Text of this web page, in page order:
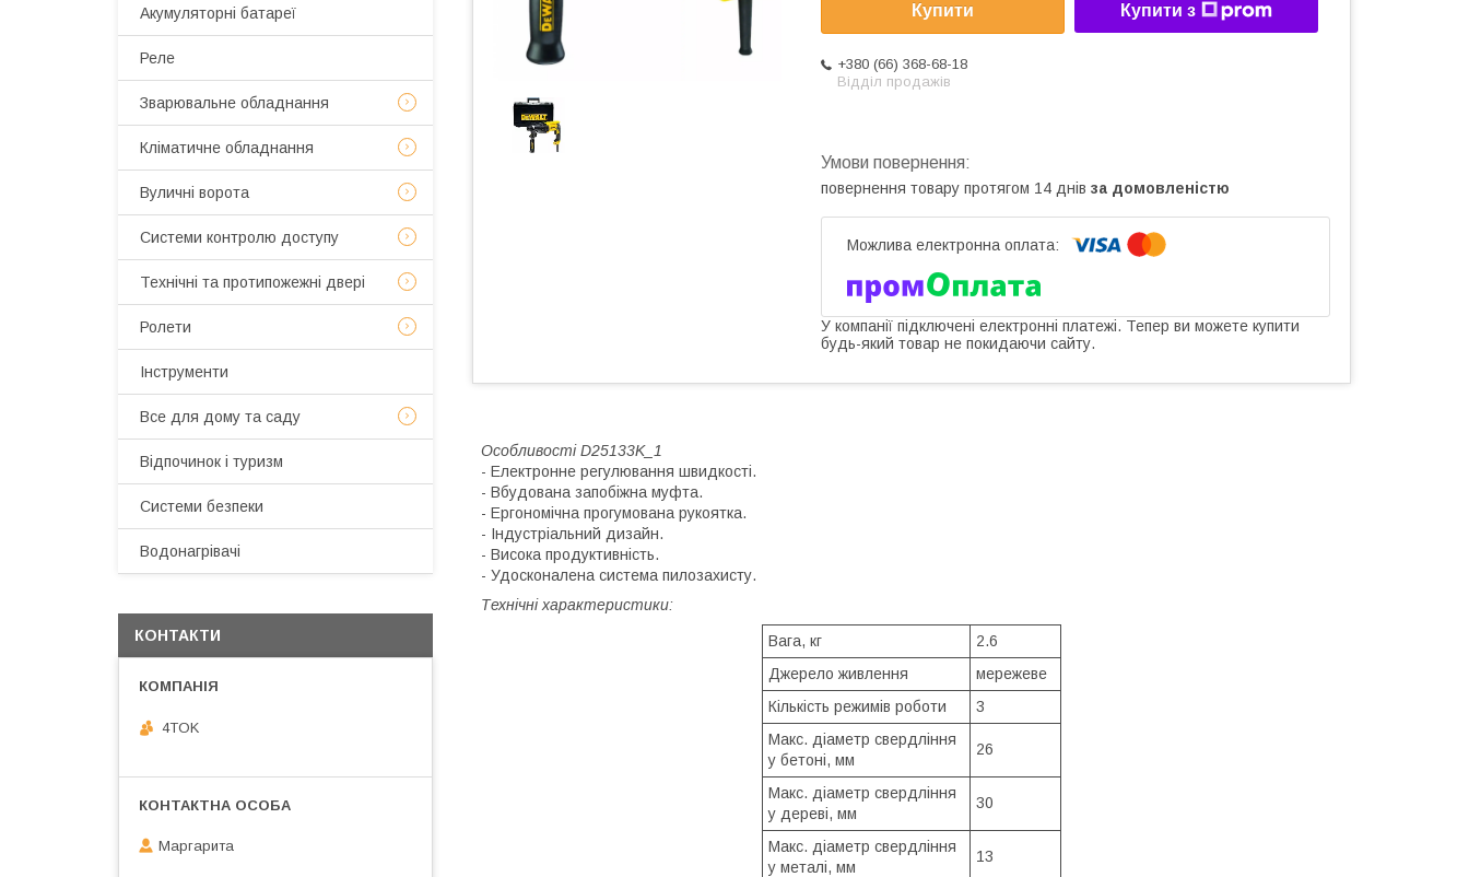
Купити Купити з
+380 (66) 368-68-18
Відділ продажів
повернення товару протягом 14 днів за домовленістю
У компанії підключені електронні платежі. Тепер ви можете купити
будь-який товар не покидаючи сайту.
Особливості D25133K_1
- Електронне регулювання швидкості.
- Вбудована запобіжна муфта.
- Ергономічна прогумована рукоятка.
- Індустріальний дизайн.
- Висока продуктивність.
- Удосконалена система пилозахисту.
Технічні характеристики:
Вага, кг
2.6
Джерело живлення
мережеве
Кількість режимів роботи
3
Макс. діаметр свердління
у бетоні, мм
26
Макс. діаметр свердління
у дереві, мм
30
Макс. діаметр свердління
у металі, мм
13
Акумуляторні батареї
Реле
Зварювальне обладнання
Кліматичне обладнання
Вуличні ворота
Системи контролю доступу
Технічні та протипожежні двері
Ролети
Інструменти
Все для дому та саду
Відпочинок і туризм
Системи безпеки
Водонагрівачі
КОНТАКТИ
4TOK
Маргарита